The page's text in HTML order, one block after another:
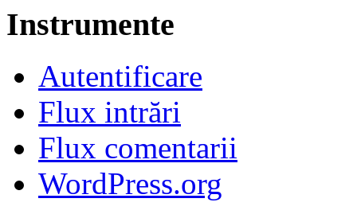
Instrumente
Autentificare
Flux intrări
Flux comentarii
WordPress.org